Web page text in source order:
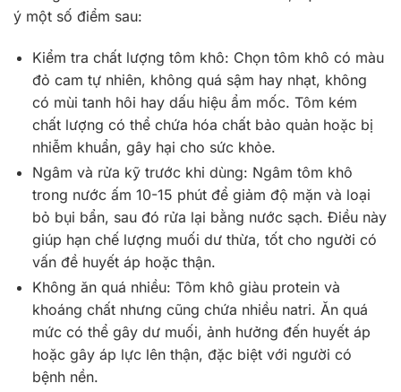
ý một số điểm sau:
Kiểm tra chất lượng tôm khô: Chọn tôm khô có màu
đỏ cam tự nhiên, không quá sậm hay nhạt, không
có mùi tanh hôi hay dấu hiệu ẩm mốc. Tôm kém
chất lượng có thể chứa hóa chất bảo quản hoặc bị
nhiễm khuẩn, gây hại cho sức khỏe.
Ngâm và rửa kỹ trước khi dùng: Ngâm tôm khô
trong nước ấm 10-15 phút để giảm độ mặn và loại
bỏ bụi bẩn, sau đó rửa lại bằng nước sạch. Điều này
giúp hạn chế lượng muối dư thừa, tốt cho người có
vấn đề huyết áp hoặc thận.
Không ăn quá nhiều: Tôm khô giàu protein và
khoáng chất nhưng cũng chứa nhiều natri. Ăn quá
mức có thể gây dư muối, ảnh hưởng đến huyết áp
hoặc gây áp lực lên thận, đặc biệt với người có
bệnh nền.